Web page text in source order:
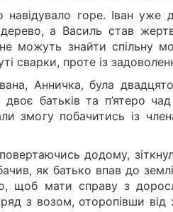
навідувало горе. Іван уже
дерево, а Василь став
можуть знайти спільну
сварки, проте із
Анничка, була
батьків та п’ятеро
змогу побачитись із
додому,
як батько впав до
щоб мати справу з
з возом, оторопівши від